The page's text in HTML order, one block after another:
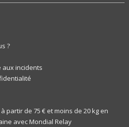
?
incidents
partir de 75 € et moins de 20 kg en
avec Mondial Relay